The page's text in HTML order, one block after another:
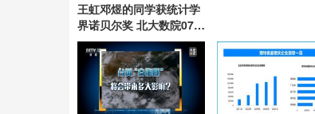
王虹邓煜的同学获统计学
界诺贝尔奖 北大数院07级
再添荣耀